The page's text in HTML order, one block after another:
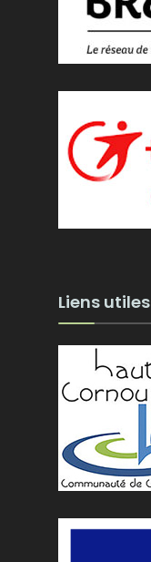
Liens utiles